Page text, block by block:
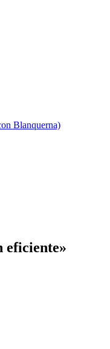
Blanquerna)
eficiente»